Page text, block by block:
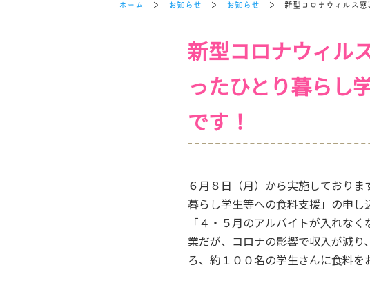
ホーム お知らせ お知らせ 新型コロナウィルス
新型コロナウィル
ったひとり暮らし
です！
６月８日（月）から実施しており
暮らし学生等への食料支援」の申し
「４・５月のアルバイトが入れな
業だが、コロナの影響で収入が減
ろ、約１００名の学生さんに食料を